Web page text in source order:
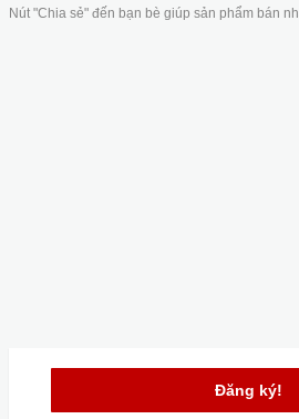
Nút "Chia sẻ" đến bạn bè giúp sản phẩm bán
Đăng ký!